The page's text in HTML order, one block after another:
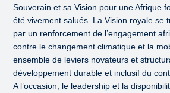
Souverain et sa Vision pour une Afrique
été vivement salués. La Vision royale se
par un renforcement de l’engagement
contre le changement climatique et la
ensemble de leviers novateurs et
développement durable et inclusif du
A l’occasion, le leadership et la